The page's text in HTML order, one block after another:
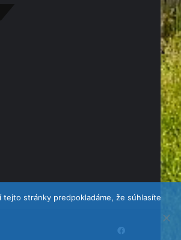
stránky predpokladáme, že súhlasíte